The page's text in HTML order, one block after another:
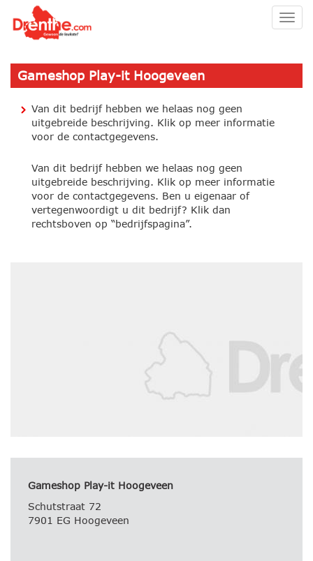
Gameshop Play-it Hoogeveen
Van dit bedrijf hebben we helaas nog geen
uitgebreide beschrijving. Klik op meer informatie
voor de contactgegevens.
Van dit bedrijf hebben we helaas nog geen
uitgebreide beschrijving. Klik op meer informatie
voor de contactgegevens. Ben u eigenaar of
vertegenwoordigt u dit bedrijf? Klik dan
rechtsboven op “bedrijfspagina”.
Gameshop Play-it Hoogeveen
Schutstraat 72
7901 EG Hoogeveen